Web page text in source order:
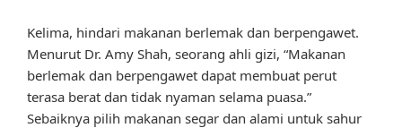
Kelima, hindari makanan berlemak dan berpengawet.
Menurut Dr. Amy Shah, seorang ahli gizi, “Makanan
berlemak dan berpengawet dapat membuat perut
terasa berat dan tidak nyaman selama puasa.”
Sebaiknya pilih makanan segar dan alami untuk sahur